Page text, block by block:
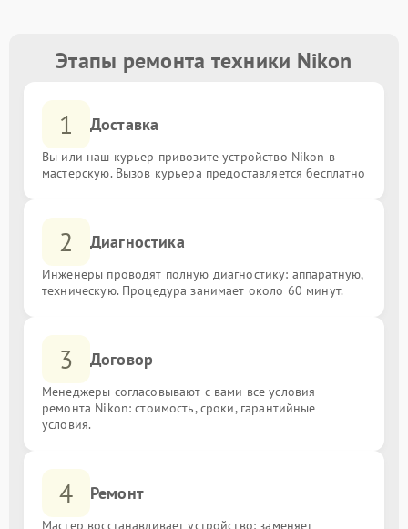
Этапы ремонта техники Nikon
1 Доставка
Вы или наш курьер привозите устройство Nikon в
мастерскую. Вызов курьера предоставляется бесплатно
2 Диагностика
Инженеры проводят полную диагностику: аппаратную,
техническую. Процедура занимает около 60 минут.
3 Договор
Менеджеры согласовывают с вами все условия
ремонта Nikon: стоимость, сроки, гарантийные
условия.
4 Ремонт
Мастер восстанавливает устройство: заменяет